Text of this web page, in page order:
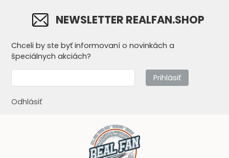
NEWSLETTER REALFAN.SHOP
Chceli by ste byť informovaní o novinkách a
špeciálnych akciách?
Prihlásiť
Odhlásiť